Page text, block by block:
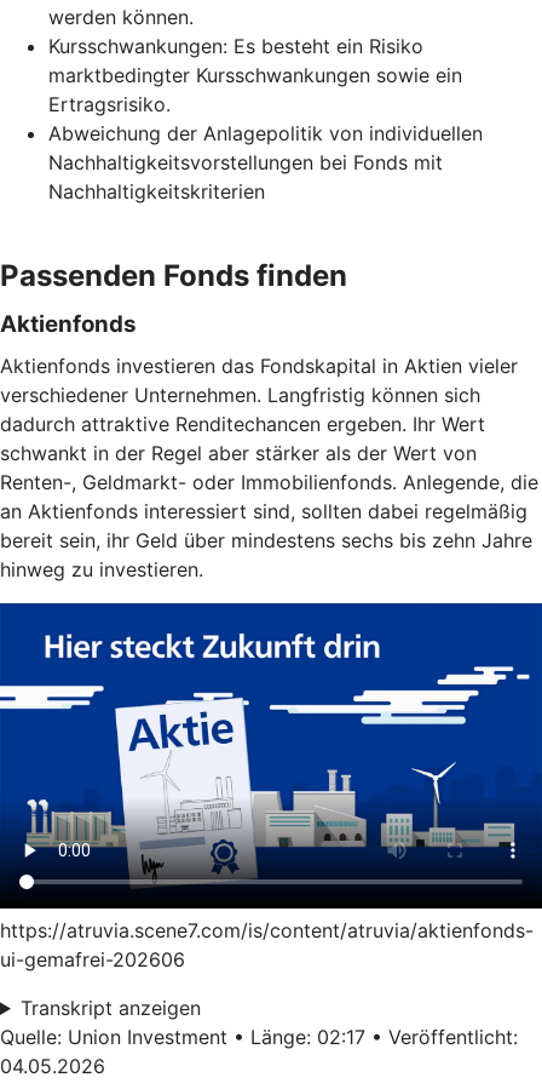
werden können.
Kursschwankungen: Es besteht ein Risiko
marktbedingter Kursschwankungen sowie ein
Ertragsrisiko.
Abweichung der Anlagepolitik von individuellen
Nachhaltigkeitsvorstellungen bei Fonds mit
Nachhaltigkeitskriterien
Passenden Fonds finden
Aktienfonds
Aktienfonds investieren das Fondskapital in Aktien vieler
verschiedener Unternehmen. Langfristig können sich
dadurch attraktive Renditechancen ergeben. Ihr Wert
schwankt in der Regel aber stärker als der Wert von
Renten-, Geldmarkt- oder Immobilienfonds. Anlegende, die
an Aktienfonds interessiert sind, sollten dabei regelmäßig
bereit sein, ihr Geld über mindestens sechs bis zehn Jahre
hinweg zu investieren.
https://atruvia.scene7.com/is/content/atruvia/aktienfonds-
ui-gemafrei-202606
Transkript anzeigen
Quelle: Union Investment • Länge: 02:17 • Veröffentlicht:
04.05.2026